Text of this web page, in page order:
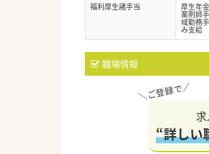
福利厚生諸手当
厚生年
薬剤師
域勤務
み支給
職場情報
“詳しい